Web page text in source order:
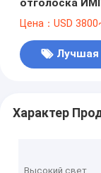
отголоска
Цена：USD
Лучшая
Характер
Высокий свет